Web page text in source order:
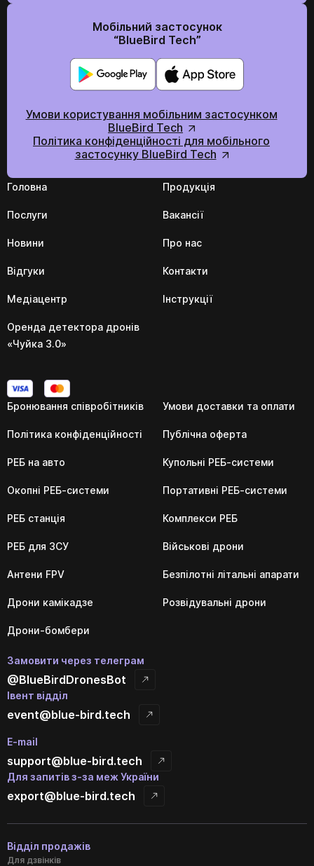
Мобільний застосунок
“BlueBird Tech”
Умови користування мобільним застосунком
BlueBird Tech
Політика конфіденційності для мобільного
застосунку BlueBird Tech
Головна Продукція
Послуги Вакансії
Новини Про нас
Відгуки Контакти
Медіацентр Інструкції
Оренда детектора дронів
«Чуйка 3.0»
Бронювання співробітників Умови доставки та оплати
Політика конфіденційності Публічна оферта
РЕБ на авто Купольні РЕБ-системи
Окопні РЕБ-системи Портативні РЕБ-системи
РЕБ станція Комплекси РЕБ
РЕБ для ЗСУ Військові дрони
Антени FPV Безпілотні літальні апарати
Дрони камікадзе Розвідувальні дрони
Дрони-бомбери
Замовити через телеграм
@BlueBirdDronesBot
Івент відділ
event@blue-bird.tech
E-mail
support@blue-bird.tech
Для запитів з-за меж України
export@blue-bird.tech
Відділ продажів
Для дзвінків